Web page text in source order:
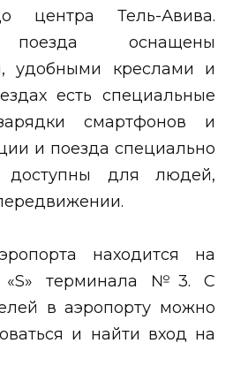
центра Тель-Авива.
поезда оснащены
удобными креслами и
есть специальные
смартфонов и
и поезда специально
доступны для людей,
находится на
«S» терминала №3. С
в аэропорту можно
и найти вход на